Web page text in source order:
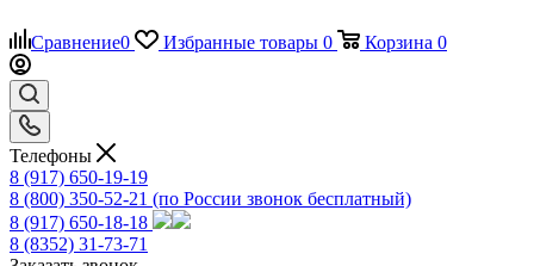
Сравнение0 Избранные товары 0 Корзина 0
Телефоны
8 (917) 650-19-19
8 (800) 350-52-21 (по России звонок бесплатный)
8 (917) 650-18-18
8 (8352) 31-73-71